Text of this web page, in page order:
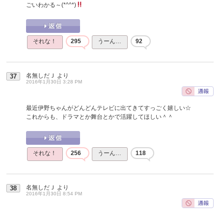
ごいわかる～(*^^*)
それな！ 295 うーん… 92
37 名無しだＪ より
2016年1月30日 3:28 PM
最近伊野ちゃんがどんどんテレビに出てきてすっごく嬉しい☆
これからも、ドラマとか舞台とかで活躍してほしい＾＾
それな！ 256 うーん… 118
38 名無しだＪ より
2016年1月30日 8:54 PM